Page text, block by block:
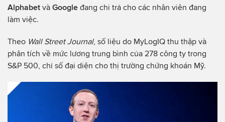
Alphabet và Google đang chi trả cho các nhân viên đang
làm việc.
Theo Wall Street Journal, số liệu do MyLogIQ thu thập và
phân tích về mức lương trung bình của 278 công ty trong
S&P 500, chỉ số đại diện cho thị trường chứng khoán Mỹ.